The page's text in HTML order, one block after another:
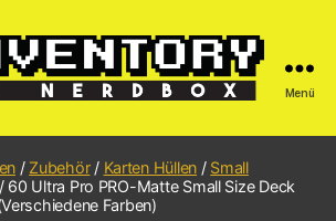
Menü
/ Zubehör/ Karten Hüllen / Small
/ 60 Ultra Pro PRO-Matte Small Size Deck
Farben)